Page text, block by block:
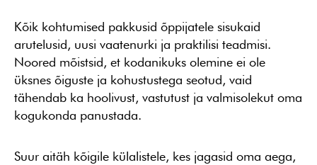
Kõik kohtumised pakkusid õppijatele sisukaid
arutelusid, uusi vaatenurki ja praktilisi teadmisi.
Noored mõistsid, et kodanikuks olemine ei ole
üksnes õiguste ja kohustustega seotud, vaid
tähendab ka hoolivust, vastutust ja valmisolekut oma
kogukonda panustada.
Suur aitäh kõigile külalistele, kes jagasid oma aega,